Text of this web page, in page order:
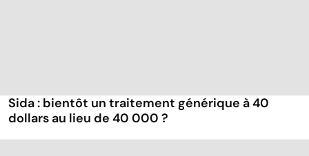
Sida : bientôt un traitement générique à 40
dollars au lieu de 40 000 ?